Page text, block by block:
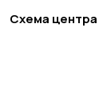
Схема центра